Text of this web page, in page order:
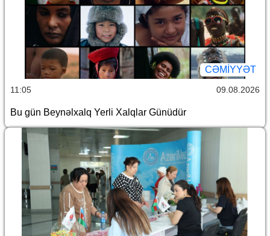
CƏMİYYƏT
11:05 09.08.2026
Bu gün Beynəlxalq Yerli Xalqlar Günüdür